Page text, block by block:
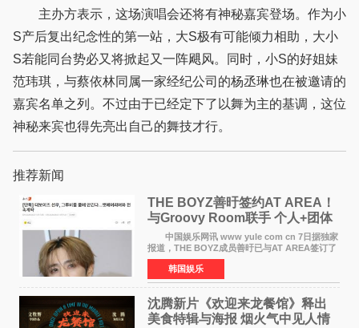
主办方表示，这场演唱会还将有神秘嘉宾登场。作为小
S产后复出纪念性的第一站，大S极有可能倾力相助，大小
S若能同台势必又将掀起又一阵飓风。同时，小S的好姐妹
范玮琪，与蔡依林同属一家经纪公司的杨丞琳也在被邀请的
嘉宾名单之列。不过由于已经定下了以舞为主的基调，这位
神秘来宾也得先亮出自己的舞技才行。
推荐新闻
THE BOYZ善旴签约AT AREA！
与Groovy Room联手 个人+团体
活动并行
中国娱乐网讯 www yule com cn 7日据独家
报道，THE BOYZ成员善旴已与AT AREA签订了
专属合约。AT AREA是由知名制作人组合
Groovy Room创立的hip-hop厂牌，旗下拥有多
位实力派音乐人，在韩
韩国娱乐
沈腾新片《欢迎来龙餐馆》释出
美食特辑与海报 烟火气中见人情